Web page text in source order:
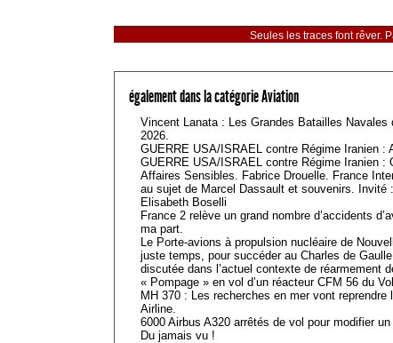
Seules les traces font rêver.
également dans la catégorie Aviation
Vincent Lanata : Les Grandes Batailles Navales
2026.
GUERRE USA/ISRAEL contre Régime Iranien :
GUERRE USA/ISRAEL contre Régime Iranien :
Affaires Sensibles. Fabrice Drouelle. France
au sujet de Marcel Dassault et souvenirs. Invité
Elisabeth Boselli
France 2 relève un grand nombre d’accidents
ma part.
Le Porte-avions à propulsion nucléaire de
juste temps, pour succéder au Charles de
discutée dans l’actuel contexte de réarmement
« Pompage » en vol d’un réacteur CFM 56 du
MH 370 : Les recherches en mer vont
Airline.
6000 Airbus A320 arrêtés de vol pour modifier
Du jamais vu !